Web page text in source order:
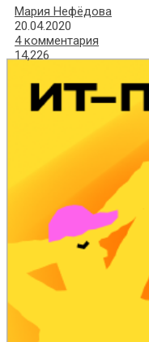
Мария Нефёдова
20.04.2020
4 комментария
14,226